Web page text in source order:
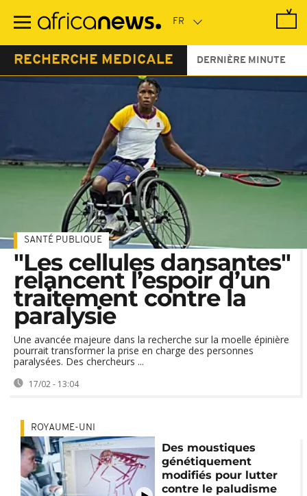
contenu
RECHERCHE MEDICALE DERNIÈRE MINUTE
SANTÉ PUBLIQUE
"Les cellules dansantes"
relancent l’espoir d’un
traitement contre la
paralysie
Une avancée majeure dans la recherche sur la moelle épinière
pourrait transformer la prise en charge des personnes
paralysées. Des chercheurs ...
17/02 - 13:04
ROYAUME-UNI
Des moustiques
génétiquement
modifiés pour lutter
contre le paludisme